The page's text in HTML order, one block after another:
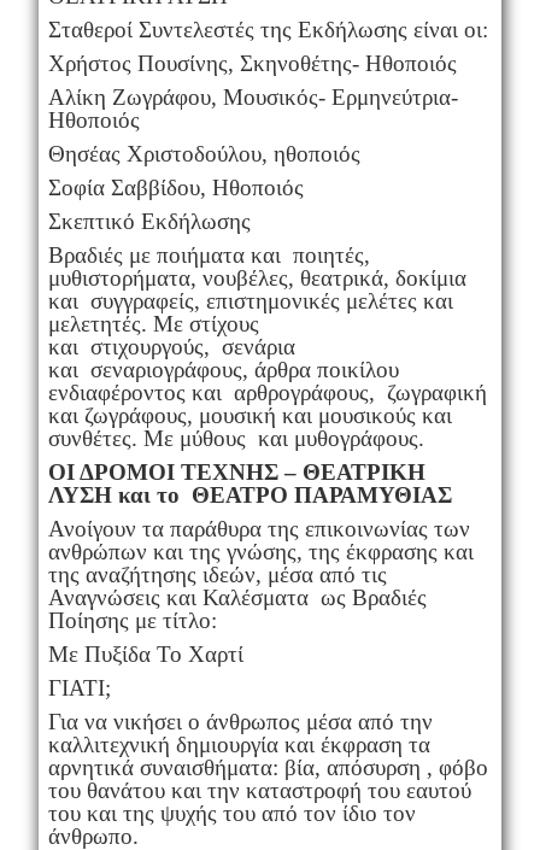
Σταθεροί Συντελεστές της Εκδήλωσης είναι οι:
Χρήστος Πουσίνης, Σκηνοθέτης- Ηθοποιός
Αλίκη Ζωγράφου, Μουσικός- Ερμηνεύτρια-
Ηθοποιός
Θησέας Χριστοδούλου, ηθοποιός
Σοφία Σαββίδου, Ηθοποιός
Σκεπτικό Εκδήλωσης
Βραδιές με ποιήματα και ποιητές,
μυθιστορήματα, νουβέλες, θεατρικά, δοκίμια
και συγγραφείς, επιστημονικές μελέτες και
μελετητές. Με στίχους
και στιχουργούς, σενάρια
και σεναριογράφους, άρθρα ποικίλου
ενδιαφέροντος και αρθρογράφους, ζωγραφική
και ζωγράφους, μουσική και μουσικούς και
συνθέτες. Με μύθους και μυθογράφους.
ΟΙ ΔΡΟΜΟΙ ΤΕΧΝΗΣ – ΘΕΑΤΡΙΚΗ
ΛΥΣΗ και το ΘΕΑΤΡΟ ΠΑΡΑΜΥΘΙΑΣ
Ανοίγουν τα παράθυρα της επικοινωνίας των
ανθρώπων και της γνώσης, της έκφρασης και
της αναζήτησης ιδεών, μέσα από τις
Αναγνώσεις και Καλέσματα ως Βραδιές
Ποίησης με τίτλο:
Με Πυξίδα Το Χαρτί
ΓΙΑΤΙ;
Για να νικήσει ο άνθρωπος μέσα από την
καλλιτεχνική δημιουργία και έκφραση τα
αρνητικά συναισθήματα: βία, απόσυρση , φόβο
του θανάτου και την καταστροφή του εαυτού
του και της ψυχής του από τον ίδιο τον
άνθρωπο.